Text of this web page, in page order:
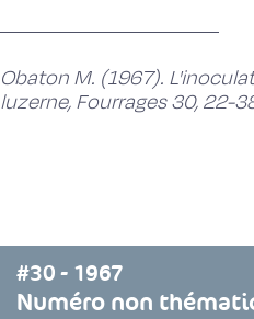
Obaton M. (1967).
luzerne, Fourrages 30, 22-
#30 - 1967
Numéro non